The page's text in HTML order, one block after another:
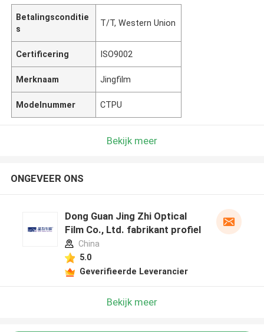
Betalingsconditie
s
T/T, Western Union
Certificering ISO9002
Merknaam Jingfilm
Modelnummer CTPU
Bekijk meer
ONGEVEER ONS
Dong Guan Jing Zhi Optical
Film Co., Ltd. fabrikant profiel
China
5.0
Geverifieerde Leverancier
Bekijk meer